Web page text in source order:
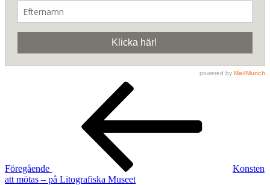
Inläggsnavigering
Föregående
Konsten
att mötas – på Litografiska Museet